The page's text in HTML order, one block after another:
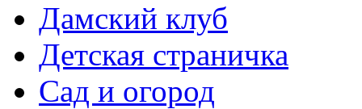
Дамский клуб
Детская страничка
Сад и огород